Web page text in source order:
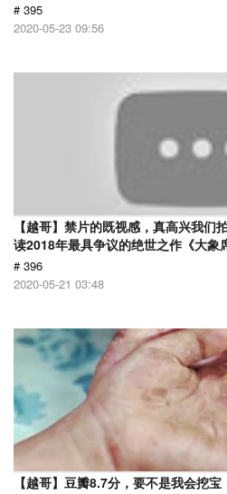
# 395
2020-05-23 09:56
【越哥】禁片的既视感，真高兴我们
读2018年最具争议的绝世之作《大象
# 396
2020-05-21 03:48
【越哥】豆瓣8.7分，要不是我会挖